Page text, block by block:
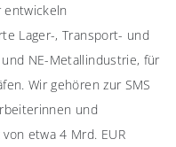
entwickeln
Lager-, Transport- und
NE-Metallindustrie, für
Wir gehören zur SMS
und
etwa 4 Mrd. EUR